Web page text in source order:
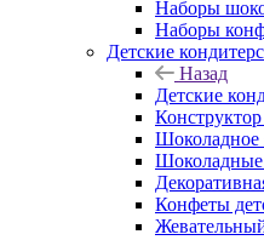
Наборы
Наборы
Детские
Назад
Детские
Шоколадное
Шоколадные
Конфеты